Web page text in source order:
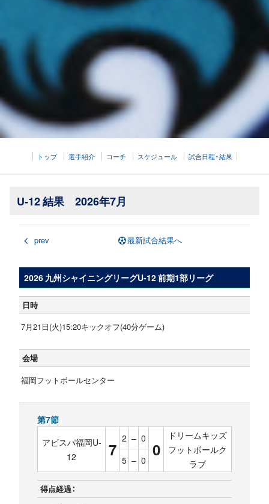
トップ 選手紹介 コーチ スケジュール 試合日程・結果
U-12 結果 2026年7月
prev 最新試合結果へ
2026 九州シャイニングリーグU-12 前期1部リーグ
日時
7月21日(火)15:20キックオフ(40分ゲーム)
会場
福岡フットボールセンター
第7節
アビスパ福岡U-
12
7
2 – 0
0
ドリームキッズ
フットボールク
ラブ
5 – 0
得点経過：